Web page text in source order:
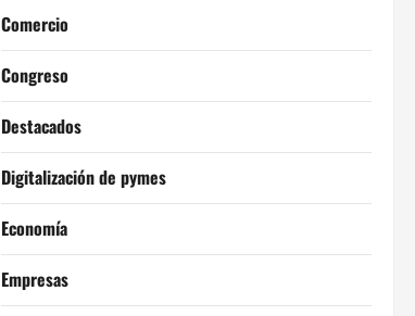
Comercio
Congreso
Destacados
Digitalización de pymes
Economía
Empresas